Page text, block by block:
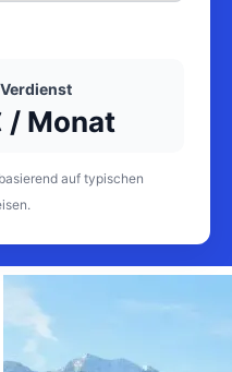
/ Monat
auf typischen